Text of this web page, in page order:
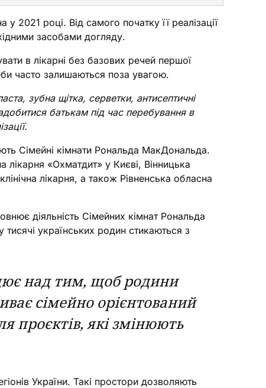
2021 році. Від самого початку її реалізації
засобами догляду.
в лікарні без базових речей першої
часто залишаються поза увагою.
зубна щітка, серветки, антисептичні
батькам під час перебування в
Сімейні кімнати Рональда МакДональда.
лікарня «Охматдит» у Києві, Вінницька
лікарня, а також Рівненська обласна
діяльність Сімейних кімнат Рональда
українських родин стикаються з
над тим, щоб родини
сімейно орієнтований
проєктів, які змінюють
України. Такі простори дозволяють